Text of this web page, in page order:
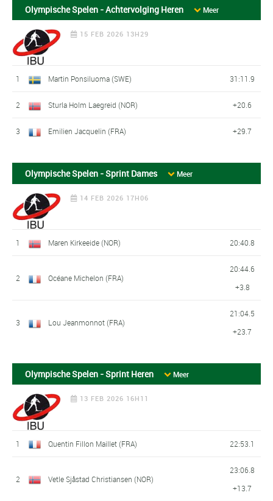
Olympische Spelen - Achtervolging Heren Meer
15 FEB 2026 13H29
1 Martin Ponsiluoma (SWE) 31:11.9
2 Sturla Holm Laegreid (NOR) +20.6
3 Emilien Jacquelin (FRA) +29.7
Olympische Spelen - Sprint Dames Meer
14 FEB 2026 17H06
1 Maren Kirkeeide (NOR) 20:40.8
2 Océane Michelon (FRA)
20:44.6
+3.8
3 Lou Jeanmonnot (FRA)
21:04.5
+23.7
Olympische Spelen - Sprint Heren Meer
13 FEB 2026 16H11
1 Quentin Fillon Maillet (FRA) 22:53.1
2 Vetle Sjåstad Christiansen (NOR)
23:06.8
+13.7